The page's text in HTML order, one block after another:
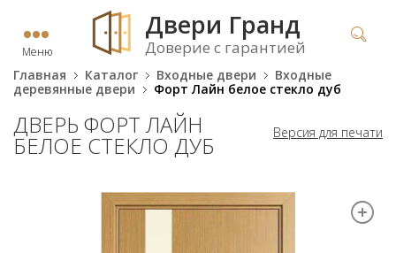
Меню
Двери Гранд
Доверие с гарантией
Главная Каталог Входные двери
Входные
деревянные двери
Форт Лайн белое стекло дуб
Версия для печати
ДВЕРЬ ФОРТ ЛАЙН
БЕЛОЕ СТЕКЛО ДУБ